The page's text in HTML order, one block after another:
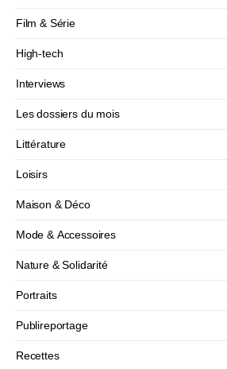
Film & Série
High-tech
Interviews
Les dossiers du mois
Littérature
Loisirs
Maison & Déco
Mode & Accessoires
Nature & Solidarité
Portraits
Publireportage
Recettes